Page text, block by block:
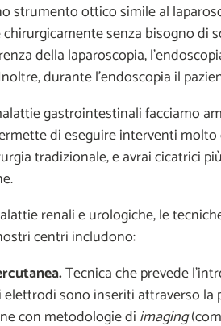
strumento ottico simile al
senza bisogno di
della laparoscopia,
durante l'endoscopia il
gastrointestinali facciamo
di eseguire interventi
tradizionale, e avrai cicatrici
renali e urologiche, le
centri includono:
Tecnica che prevede
sono inseriti attraverso la
con metodologie diimaging